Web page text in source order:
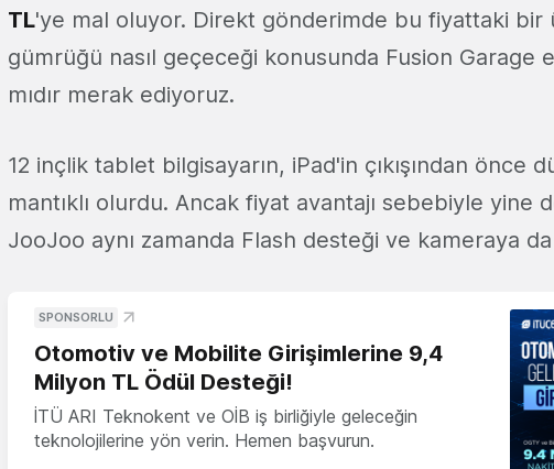
TL'ye mal oluyor. Direkt gönderimde bu fiyattaki bir
gümrüğü nasıl geçeceği konusunda Fusion Garage
mıdır merak ediyoruz.
12 inçlik tablet bilgisayarın, iPad'in çıkışından önce
mantıklı olurdu. Ancak fiyat avantajı sebebiyle yine
JooJoo aynı zamanda Flash desteği ve kameraya
SPONSORLU
Otomotiv ve Mobilite Girişimlerine 9,4
Milyon TL Ödül Desteği!
İTÜ ARI Teknokent ve OİB iş birliğiyle geleceğin
teknolojilerine yön verin. Hemen başvurun.